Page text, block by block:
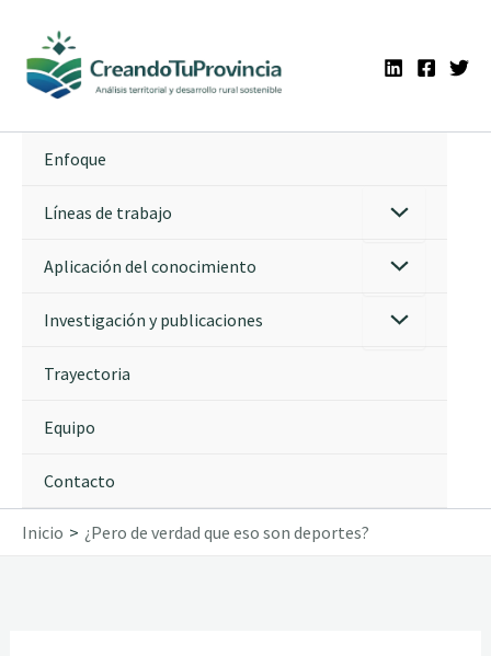
contenido
Enfoque
Líneas de trabajo
Aplicación del conocimiento
Investigación y publicaciones
Trayectoria
Equipo
Contacto
Inicio ¿Pero de verdad que eso son deportes?